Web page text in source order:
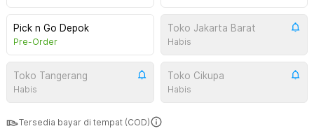
Pick n Go Depok
Pre-Order
Toko Jakarta Barat
Habis
Toko Tangerang
Habis
Toko Cikupa
Habis
Tersedia bayar di tempat (COD)